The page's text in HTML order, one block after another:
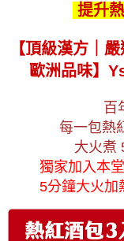
提升
【頂級漢方｜
歐洲品味】
百
每一包熱
大火煮
獨家加入本
5分鐘大火加